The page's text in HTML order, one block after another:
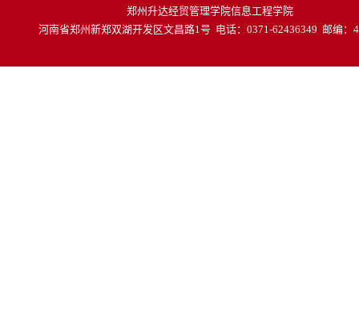
郑州升达经贸管理学院信息工程学院
河南省郑州新郑双湖开发区文昌路1号 电话：0371-62436349 邮编：